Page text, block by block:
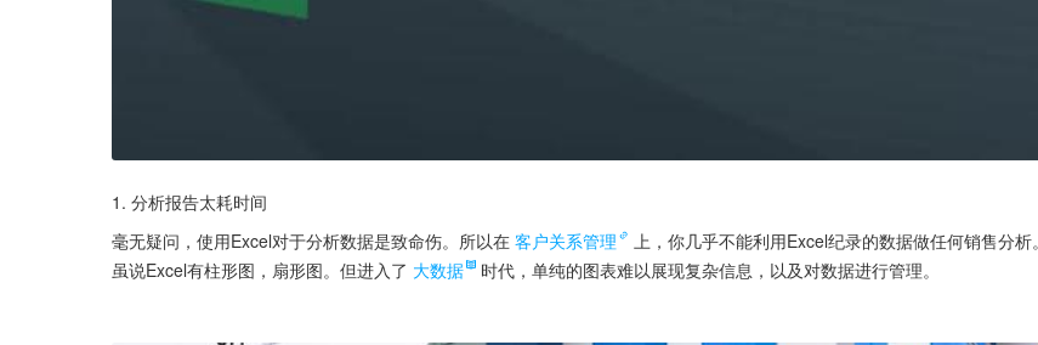
1. 分析报告太耗时间
毫无疑问，使用Excel对于分析数据是致命伤。所以在 客户关系管理
上，你几乎不能利用Excel纪录的数据做任何销售分析。
虽说Excel有柱形图，扇形图。但进入了 大数据 时代，单纯的图表难以展现复杂信息，以及对数据进行管理。